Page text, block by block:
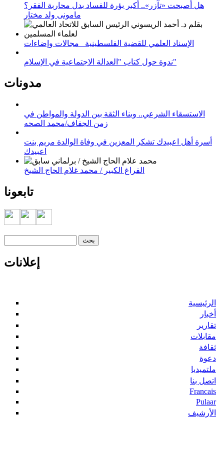
هل أصبحت «تآزر».. أكبر بؤرة للفساد بدل محاربة الفقر؟
مامونى ولد مختار
الإسناد العلمي للقضية الفلسطينية_ مجالات وإضاءات
ندوة حول كتاب "العدالة الاجتماعية في الإسلام"
مدونات
الاستسقاء الشرعي.. وبناء الثقة بين الدولة والمواطن في
زمن الجفاف/محمد الصحه
أسرة أهل اعبيدك تشكر المعزين في وفاة الوالدة مريم بنت
اعبيدك
الفراغ الكبير / محمد غلام الحاج الشيخ
تابعونا
إعلانات
الرئيسية
أخبار
تقارير
مقابلات
ثقافة
دعوة
ملتميديا
اتصل بنا
Francais
Pulaar
الأرشيف